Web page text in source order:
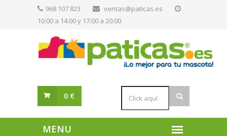
968 107 823
ventas@paticas.es
10:00 a 14:00 y 17:00 a 20:00
0 €